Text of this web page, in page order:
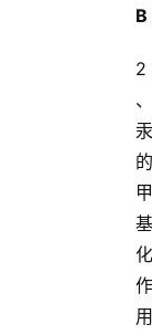
B
2
、
汞
的
甲
基
化
作
用